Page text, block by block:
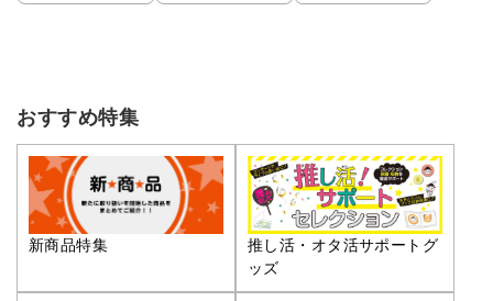
おすすめ特集
新商品特集
推し活・オタ活サポートグ
ッズ